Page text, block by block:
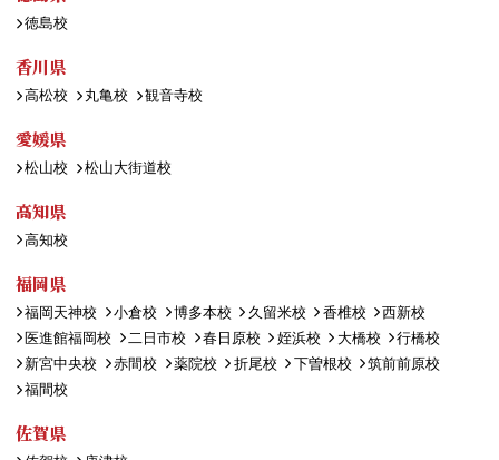
徳島校
香川県
高松校 丸亀校 観音寺校
愛媛県
松山校 松山大街道校
高知県
高知校
福岡県
福岡天神校 小倉校 博多本校 久留米校 香椎校
西新校
医進館福岡校
二日市校 春日原校 姪浜校 大橋校
行橋校
新宮中央校
赤間校 薬院校 折尾校 下曽根校
筑前前原校
福間校
佐賀県